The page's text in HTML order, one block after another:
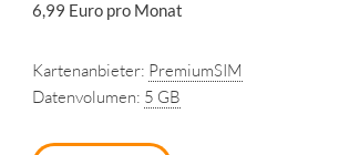
6,99 Euro pro Monat
Kartenanbieter: PremiumSIM
Datenvolumen: 5 GB